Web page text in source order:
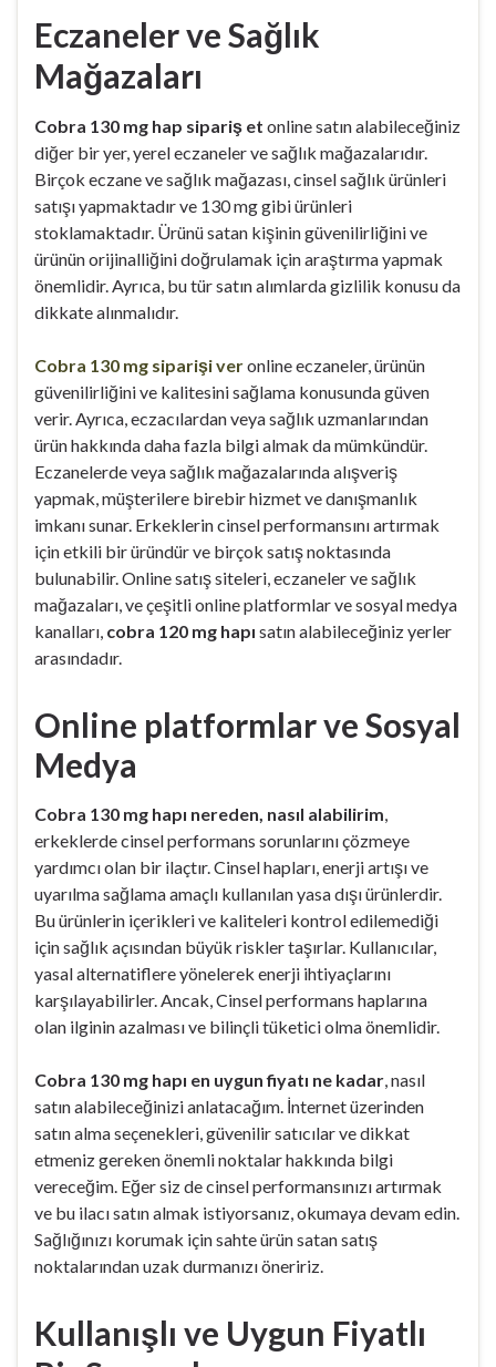
Eczaneler ve Sağlık
Mağazaları
Cobra 130 mg hap sipariş et online satın alabileceğiniz
diğer bir yer, yerel eczaneler ve sağlık mağazalarıdır.
Birçok eczane ve sağlık mağazası, cinsel sağlık ürünleri
satışı yapmaktadır ve 130 mg gibi ürünleri
stoklamaktadır. Ürünü satan kişinin güvenilirliğini ve
ürünün orijinalliğini doğrulamak için araştırma yapmak
önemlidir. Ayrıca, bu tür satın alımlarda gizlilik konusu da
dikkate alınmalıdır.
Cobra 130 mg siparişi veronline eczaneler, ürünün
güvenilirliğini ve kalitesini sağlama konusunda güven
verir. Ayrıca, eczacılardan veya sağlık uzmanlarından
ürün hakkında daha fazla bilgi almak da mümkündür.
Eczanelerde veya sağlık mağazalarında alışveriş
yapmak, müşterilere birebir hizmet ve danışmanlık
imkanı sunar. Erkeklerin cinsel performansını artırmak
için etkili bir üründür ve birçok satış noktasında
bulunabilir. Online satış siteleri, eczaneler ve sağlık
mağazaları, ve çeşitli online platformlar ve sosyal medya
kanalları, cobra 120 mg hapı satın alabileceğiniz yerler
arasındadır.
Online platformlar ve Sosyal
Medya
Cobra 130 mg hapı nereden, nasıl alabilirim
erkeklerde cinsel performans sorunlarını çözmeye
yardımcı olan bir ilaçtır. Cinsel hapları, enerji artışı ve
uyarılma sağlama amaçlı kullanılan yasa dışı ürünlerdir.
Bu ürünlerin içerikleri ve kaliteleri kontrol edilemediği
için sağlık açısından büyük riskler taşırlar. Kullanıcılar,
yasal alternatiflere yönelerek enerji ihtiyaçlarını
karşılayabilirler. Ancak, Cinsel performans haplarına
olan ilginin azalması ve bilinçli tüketici olma önemlidir.
Cobra 130 mg hapı en uygun fiyatı ne kadar , nasıl
satın alabileceğinizi anlatacağım. İnternet üzerinden
satın alma seçenekleri, güvenilir satıcılar ve dikkat
etmeniz gereken önemli noktalar hakkında bilgi
vereceğim. Eğer siz de cinsel performansınızı artırmak
ve bu ilacı satın almak istiyorsanız, okumaya devam edin.
Sağlığınızı korumak için sahte ürün satan satış
noktalarından uzak durmanızı öneririz.
Kullanışlı ve Uygun Fiyatlı